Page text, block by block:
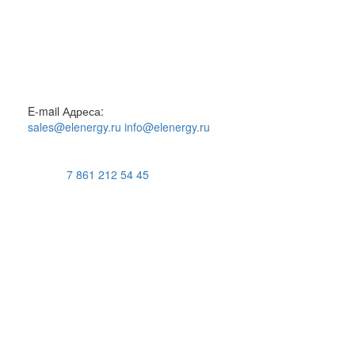
E-mail Адреса:
sales@elenergy.ru info@elenergy.ru
7 861 212 54 45